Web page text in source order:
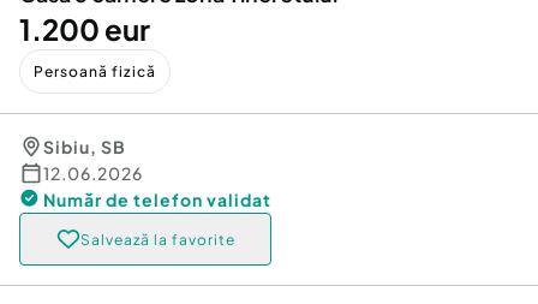
1.200 eur
Persoană fizică
Sibiu, SB
12.06.2026
Număr de telefon validat
Salvează la favorite